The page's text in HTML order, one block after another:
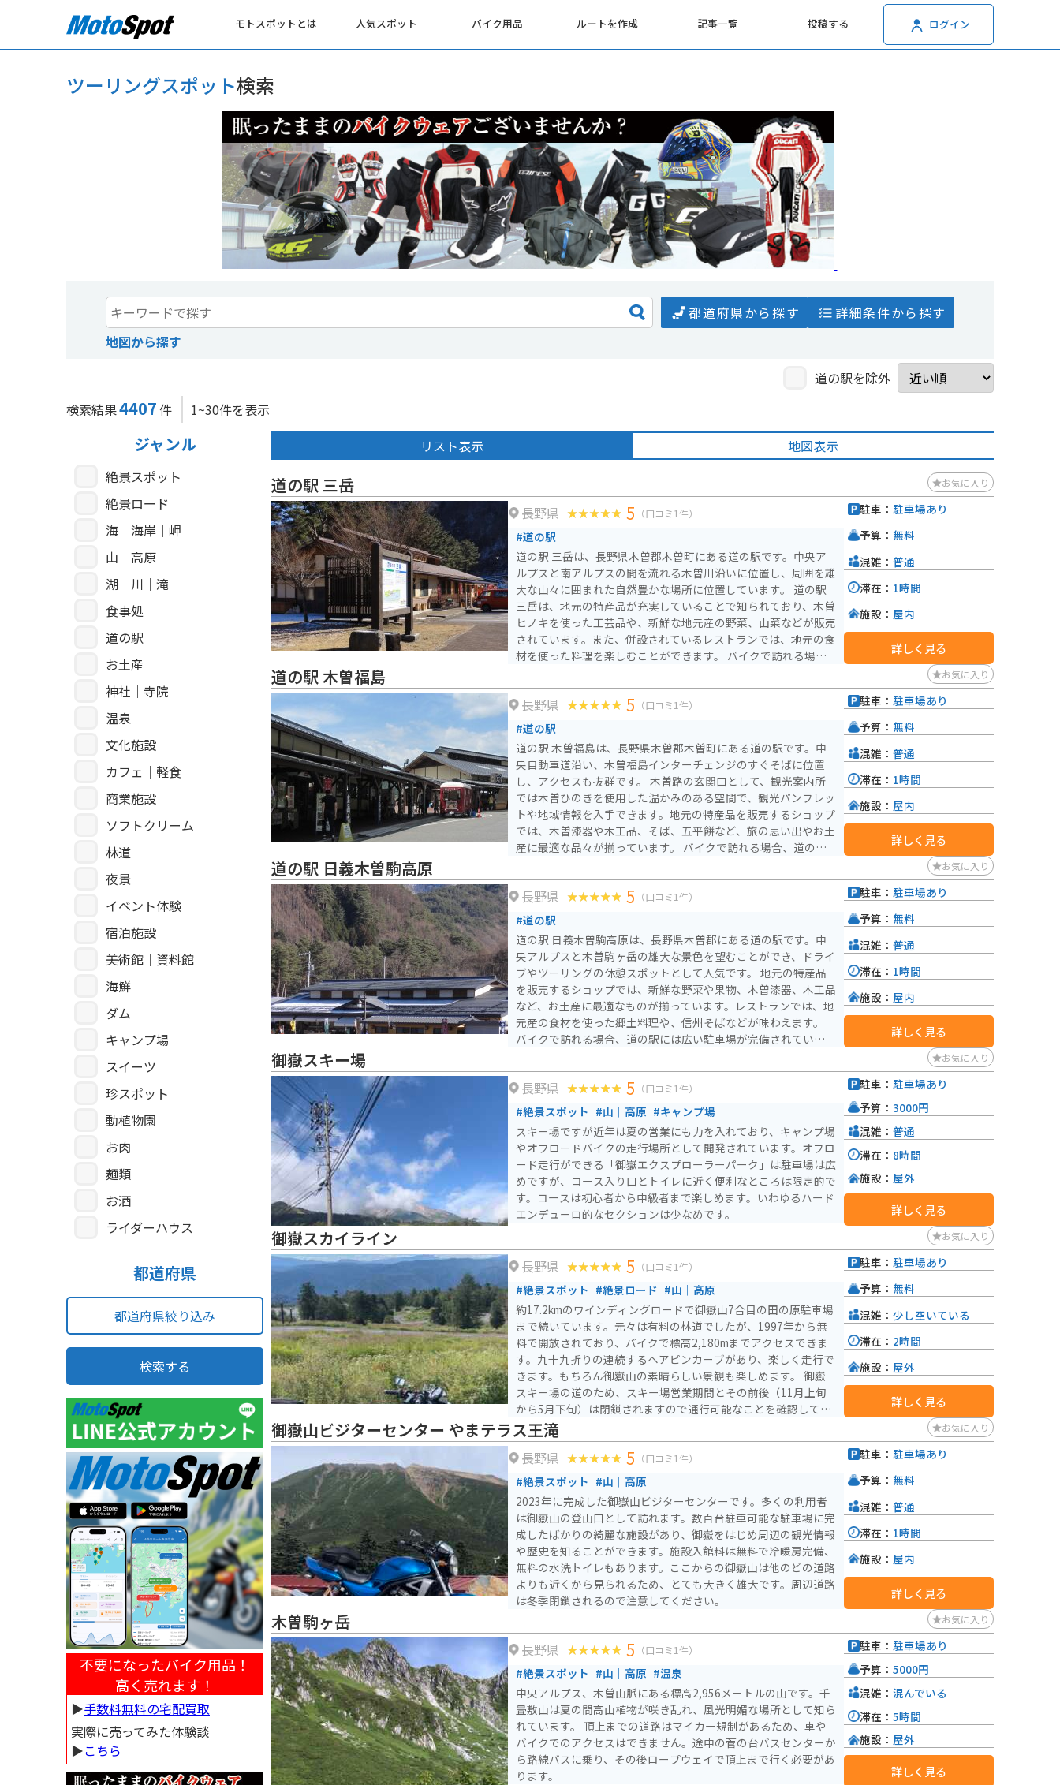
モトスポットとは 人気スポット バイク用品 ルートを作成 記事一覧 投稿する ログイン
ツーリングスポット検索
都道府県から探す
詳細条件から探す
地図から探す
道の駅を除外
検索結果4407件 1~30件を表示
ジャンル
絶景スポット
絶景ロード
海｜海岸｜岬
山｜高原
湖｜川｜滝
食事処
道の駅
お土産
神社｜寺院
温泉
文化施設
カフェ｜軽食
商業施設
ソフトクリーム
林道
夜景
イベント体験
宿泊施設
美術館｜資料館
海鮮
ダム
キャンプ場
スイーツ
珍スポット
動植物園
お肉
麺類
お酒
ライダーハウス
都道府県
都道府県絞り込み
検索する
不要になったバイク用品！
高く売れます！
▶︎手数料無料の宅配買取
実際に売ってみた体験談
▶︎こちら
リスト表示 地図表示
道の駅 三岳 お気に入り
長野県 5 （口コミ1件）
#道の駅
道の駅 三岳は、長野県木曽郡木曽町にある道の駅です。中央ア
ルプスと南アルプスの間を流れる木曽川沿いに位置し、周囲を雄
大な山々に囲まれた自然豊かな場所に位置しています。 道の駅
三岳は、地元の特産品が充実していることで知られており、木曽
ヒノキを使った工芸品や、新鮮な地元産の野菜、山菜などが販売
されています。また、併設されているレストランでは、地元の食
材を使った料理を楽しむことができます。 バイクで訪れる場
車場も広く、バイクラックも完備されています。周辺には、開田
高原や御嶽山など、ツーリングスポットも点在しており、拠点と
しても便利です。 木曽地方は、古くから漆器の産地として知ら
れており、道の駅 三岳でも、木曽漆器を購入することができま
す。木曽漆器は、堅牢で美しく、使い込むほどに味わいが増すの
が特徴です。お土産にいかがでしょうか。
駐車： 駐車場あり
予算： 無料
混雑： 普通
滞在： 1時間
施設： 屋内
詳しく見る
道の駅 木曽福島 お気に入り
長野県 5 （口コミ1件）
#道の駅
道の駅 木曽福島は、長野県木曽郡木曽町にある道の駅です。中
央自動車道沿い、木曽福島インターチェンジのすぐそばに位置
し、アクセスも抜群です。 木曽路の玄関口として、観光案内所
では木曽ひのきを使用した温かみのある空間で、観光パンフレッ
トや地域情報を入手できます。地元の特産品を販売するショップ
では、木曽漆器や木工品、そば、五平餅など、旅の思い出やお土
産に最適な品々が揃っています。 バイクで訪れる場合、道の駅
憩地点として利用するのも良いでしょう。木曽路は、雄大な山々
に囲まれた風光明媚なルートです。道の駅 木曽福島を拠点に、
自然を感じながらのツーリングを楽しんでみてはいかがでしょう
か。 また、周辺には、国の重要文化財に指定されている旧家
で、当時の暮らしを垣間見ることができる「福島宿 木曽路の宿
場町」や、鮮やかな紅葉が美しい「寝覚ノ床」など、見どころも
たくさんあります。
駐車： 駐車場あり
予算： 無料
混雑： 普通
滞在： 1時間
施設： 屋内
詳しく見る
道の駅 日義木曽駒高原 お気に入り
長野県 5 （口コミ1件）
#道の駅
道の駅 日義木曽駒高原は、長野県木曽郡にある道の駅です。中
央アルプスと木曽駒ヶ岳の雄大な景色を望むことができ、ドライ
ブやツーリングの休憩スポットとして人気です。 地元の特産品
を販売するショップでは、新鮮な野菜や果物、木曽漆器、木工品
など、お土産に最適なものが揃っています。レストランでは、地
元産の食材を使った郷土料理や、信州そばなどが味わえます。
バイクで訪れる場合、道の駅には広い駐車場が完備されているの
の床など、観光スポットも点在しているので、ツーリングの拠点
としても最適です。
駐車： 駐車場あり
予算： 無料
混雑： 普通
滞在： 1時間
施設： 屋内
詳しく見る
御嶽スキー場 お気に入り
長野県 5 （口コミ1件）
#絶景スポット #山｜高原 #キャンプ場
スキー場ですが近年は夏の営業にも力を入れており、キャンプ場
やオフロードバイクの走行場所として開発されています。オフロ
ード走行ができる「御嶽エクスプローラーパーク」は駐車場は広
めですが、コース入り口とトイレに近く便利なところは限定的で
す。コースは初心者から中級者まで楽しめます。いわゆるハード
エンデューロ的なセクションは少なめです。
駐車： 駐車場あり
予算： 3000円
混雑： 普通
滞在： 8時間
施設： 屋外
詳しく見る
御嶽スカイライン お気に入り
長野県 5 （口コミ1件）
#絶景スポット #絶景ロード #山｜高原
約17.2kmのワインディングロードで御嶽山7合目の田の原駐車場
まで続いています。元々は有料の林道でしたが、1997年から無
料で開放されており、バイクで標高2,180mまでアクセスできま
す。九十九折りの連続するヘアピンカーブがあり、楽しく走行で
きます。もちろん御嶽山の素晴らしい景観も楽しめます。 御嶽
スキー場の道のため、スキー場営業期間とその前後（11月上旬
から5月下旬）は閉鎖されますので通行可能なことを確認してか
ら行く様にしましょう。御嶽山の7合目からは頂上の剣ヶ峰まで
約3時間での登山も可能ですが、ライダー装備では厳しいかもし
れません。 道はチェーンを巻いた作業車が通るためか抉れてい
たりボコボコの場所が多く少々危険ですのでゆっくり走ったほう
が無難です。グングン標高を上げながらゲレンデの絶景に綺麗な
ワインディングロードを眺められる場所はなかなか無いのでとっ
てもおすすめです。
駐車： 駐車場あり
予算： 無料
混雑： 少し空いている
滞在： 2時間
施設： 屋外
詳しく見る
御嶽山ビジターセンター やまテラス王滝 お気に入り
長野県 5 （口コミ1件）
#絶景スポット #山｜高原
2023年に完成した御嶽山ビジターセンターです。多くの利用者
は御嶽山の登山口として訪れます。数百台駐車可能な駐車場に完
成したばかりの綺麗な施設があり、御嶽をはじめ周辺の観光情報
や歴史を知ることができます。施設入館料は無料で冷暖房完備、
無料の水洗トイレもあります。ここからの御嶽山は他のどの道路
よりも近くから見られるため、とても大きく雄大です。周辺道路
は冬季閉鎖されるので注意してください。
駐車： 駐車場あり
予算： 無料
混雑： 普通
滞在： 1時間
施設： 屋内
詳しく見る
木曽駒ヶ岳 お気に入り
長野県 5 （口コミ1件）
#絶景スポット #山｜高原 #温泉
中央アルプス、木曽山脈にある標高2,956メートルの山です。千
畳敷山は夏の間高山植物が咲き乱れ、風光明媚な場所として知ら
れています。 頂上までの道路はマイカー規制があるため、車や
バイクでのアクセスはできません。途中の菅の台バスセンターか
ら路線バスに乗り、その後ロープウェイで頂上まで行く必要があ
ります。
駐車： 駐車場あり
予算： 5000円
混雑： 混んでいる
滞在： 5時間
施設： 屋外
詳しく見る